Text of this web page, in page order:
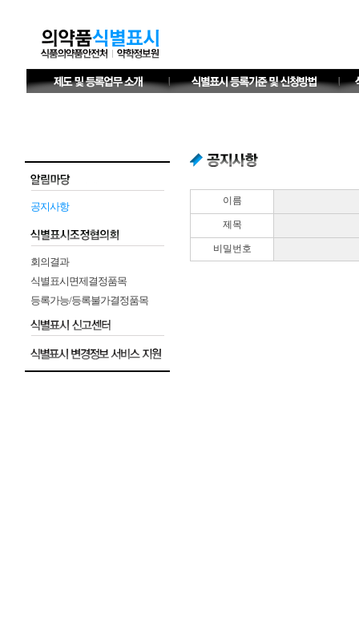
공지사항
회의결과
식별표시면제결정품목
등록가능/등록불가결정품목
이름
제목
비밀번호